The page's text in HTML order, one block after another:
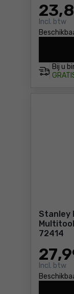
23
Incl. btw
Bij u
Stanley
72414
27
Incl. btw